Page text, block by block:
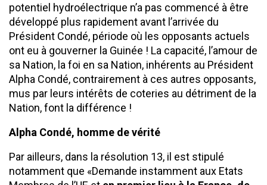
potentiel hydroélectrique n’a pas commencé à être
développé plus rapidement avant l’arrivée du
Président Condé, période où les opposants actuels
ont eu à gouverner la Guinée ! La capacité, l’amour de
sa Nation, la foi en sa Nation, inhérents au Président
Alpha Condé, contrairement à ces autres opposants,
mus par leurs intérêts de coteries au détriment de la
Nation, font la différence !
Alpha Condé, homme de vérité
Par ailleurs, dans la résolution 13, il est stipulé
notamment que «Demande instamment aux Etats